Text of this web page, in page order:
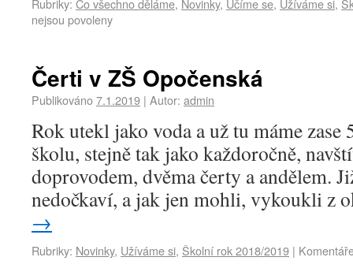
Rubriky: Co všechno děláme, Novinky, Učíme se, Užíváme si,
nejsou povoleny
Čerti v ZŠ Opočenská
Publikováno7.1.2019 | Autor: admin
Rok utekl jako voda a už tu máme zase
školu, stejně tak jako každoročně,
doprovodem, dvěma čerty a andělem.
nedočkaví, a jak jen mohli, vykoukli z
→
Rubriky: Novinky, Užíváme si, Školní rok 2018/2019 |